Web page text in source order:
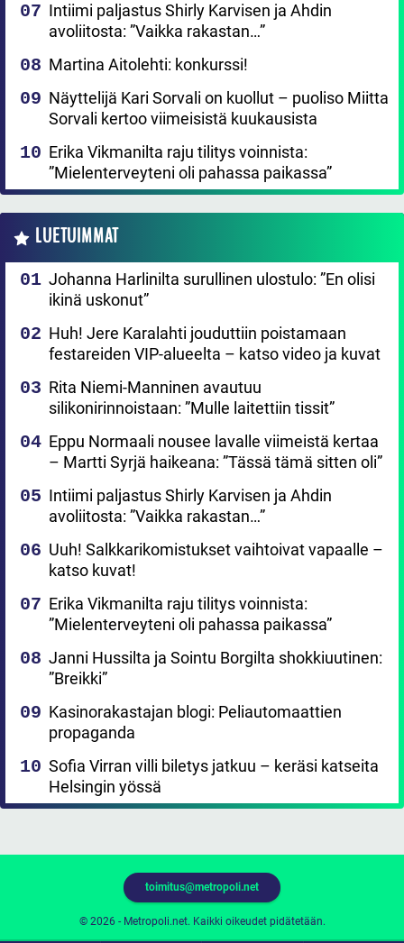
Intiimi paljastus Shirly Karvisen ja Ahdin
avoliitosta: ”Vaikka rakastan…”
Martina Aitolehti: konkurssi!
Näyttelijä Kari Sorvali on kuollut – puoliso Miitta
Sorvali kertoo viimeisistä kuukausista
Erika Vikmanilta raju tilitys voinnista:
”Mielenterveyteni oli pahassa paikassa”
LUETUIMMAT
Johanna Harlinilta surullinen ulostulo: ”En olisi
ikinä uskonut”
Huh! Jere Karalahti jouduttiin poistamaan
festareiden VIP-alueelta – katso video ja kuvat
Rita Niemi-Manninen avautuu
silikonirinnoistaan: ”Mulle laitettiin tissit”
Eppu Normaali nousee lavalle viimeistä kertaa
– Martti Syrjä haikeana: ”Tässä tämä sitten oli”
Intiimi paljastus Shirly Karvisen ja Ahdin
avoliitosta: ”Vaikka rakastan…”
Uuh! Salkkarikomistukset vaihtoivat vapaalle –
katso kuvat!
Erika Vikmanilta raju tilitys voinnista:
”Mielenterveyteni oli pahassa paikassa”
Janni Hussilta ja Sointu Borgilta shokkiuutinen:
”Breikki”
Kasinorakastajan blogi: Peliautomaattien
propaganda
Sofia Virran villi biletys jatkuu – keräsi katseita
Helsingin yössä
© 2026 - Metropoli.net. Kaikki oikeudet pidätetään.
toimitus@metropoli.net